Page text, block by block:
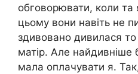
обговорювати, коли
цьому вони навіть не
здивовано дивилася
матір. Але найдивніше
мала оплачувати я.